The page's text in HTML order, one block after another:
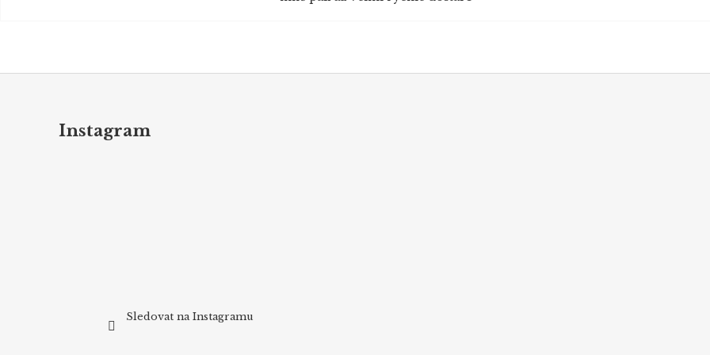
Instagram
Sledovat na Instagramu